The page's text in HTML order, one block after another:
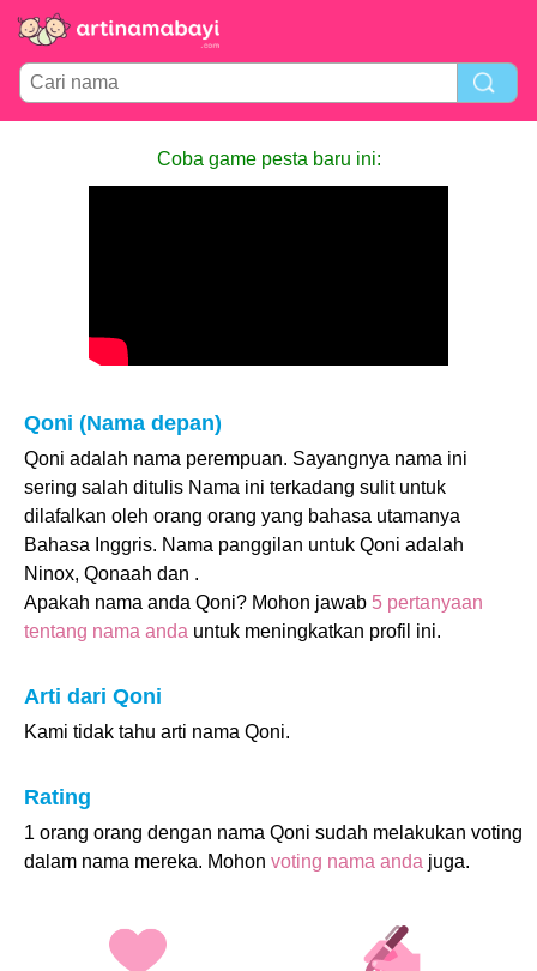
Coba game pesta baru ini:
Qoni (Nama depan)
Qoni adalah nama perempuan. Sayangnya nama ini
sering salah ditulis Nama ini terkadang sulit untuk
dilafalkan oleh orang orang yang bahasa utamanya
Bahasa Inggris. Nama panggilan untuk Qoni adalah
Ninox, Qonaah dan .
Apakah nama anda Qoni? Mohon jawab 5 pertanyaan
tentang nama anda untuk meningkatkan profil ini.
Arti dari Qoni
Kami tidak tahu arti nama Qoni.
Rating
1 orang orang dengan nama Qoni sudah melakukan voting
dalam nama mereka. Mohon voting nama anda juga.